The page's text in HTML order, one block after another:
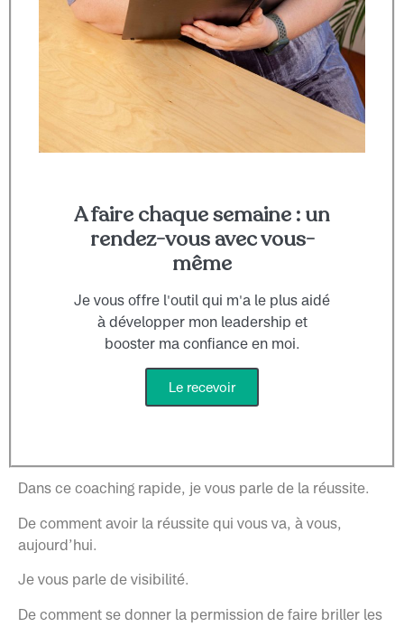
A faire chaque semaine : un
rendez-vous avec vous-
même
Je vous offre l'outil qui m'a le plus aidé
à développer mon leadership et
booster ma confiance en moi.
Le recevoir
Dans ce coaching rapide, je vous parle de la réussite.
De comment avoir la réussite qui vous va, à vous,
aujourd’hui.
Je vous parle de visibilité.
De comment se donner la permission de faire briller les